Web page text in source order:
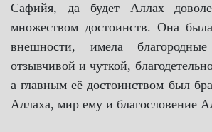
Сафийя, да будет Аллах
множеством достоинств. Она
внешности, имела
отзывчивой и чуткой,
а главным её достоинством был
Аллаха, мир ему и благословение